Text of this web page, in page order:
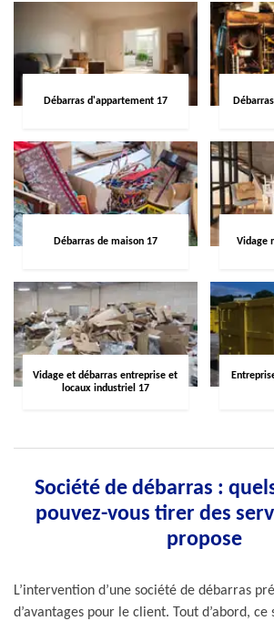
Débarras d'appartement 17
Débarras de maison 17 Vidage
Vidage et débarras entreprise et
locaux industriel 17
Société de débarras :
pouvez-vous tirer des
propose
L’intervention d’une société de débarras
d’avantages pour le client. Tout d’abord,